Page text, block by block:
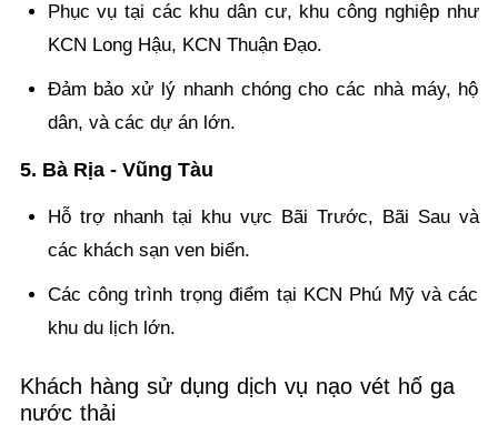
Phục vụ tại các khu dân cư, khu công nghiệp như
KCN Long Hậu, KCN Thuận Đạo.
Đảm bảo xử lý nhanh chóng cho các nhà máy, hộ
dân, và các dự án lớn.
5. Bà Rịa - Vũng Tàu
Hỗ trợ nhanh tại khu vực Bãi Trước, Bãi Sau và
các khách sạn ven biển.
Các công trình trọng điểm tại KCN Phú Mỹ và các
khu du lịch lớn.
Khách hàng sử dụng dịch vụ nạo vét hố ga
nước thải